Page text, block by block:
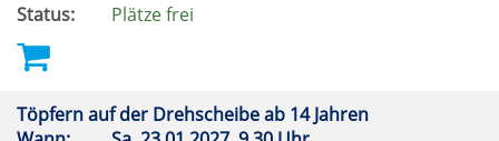
Status:
Plätze frei
Töpfern auf der Drehscheibe ab 14 Jahren